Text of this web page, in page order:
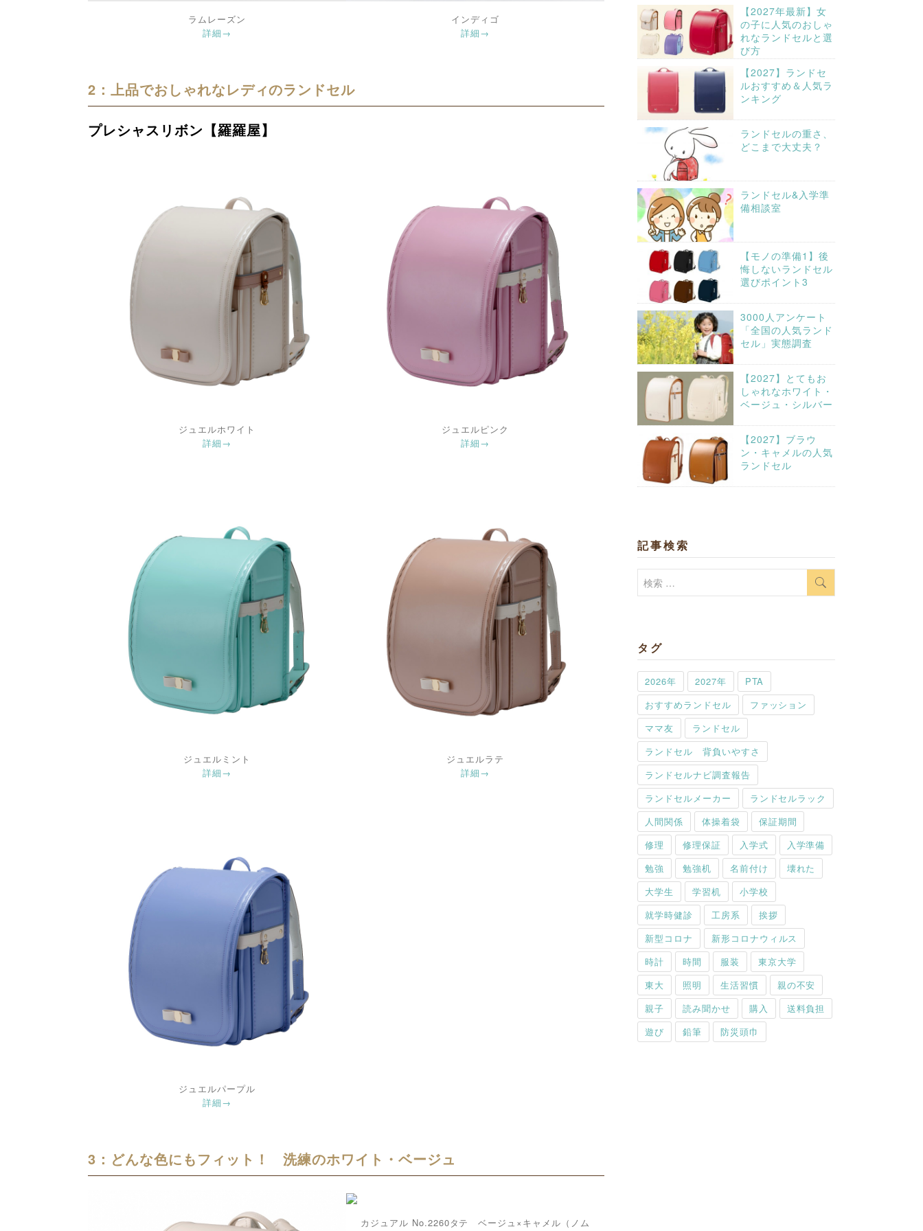
ラムレーズン
詳細→
インディゴ
詳細→
2：上品でおしゃれなレディのランドセル
プレシャスリボン【羅羅屋】
ジュエルホワイト
詳細→
ジュエルピンク
詳細→
ジュエルミント
詳細→
ジュエルラテ
詳細→
ジュエルパープル
詳細→
3：どんな色にもフィット！ 洗練のホワイト・ベージュ
カジュアル No.2260タテ ベージュ×キャメル（ノム
【2027年最新】女
の子に人気のおしゃ
れなランドセルと選
び方
【2027】ランドセ
ルおすすめ＆人気ラ
ンキング
ランドセルの重さ、
どこまで大丈夫？
ランドセル&入学準
備相談室
【モノの準備1】後
悔しないランドセル
選びポイント3
3000人アンケート
「全国の人気ランド
セル」実態調査
【2027】とてもお
しゃれなホワイト・
ベージュ・シルバー
【2027】ブラウ
ン・キャメルの人気
ランドセル
記事検索
検
タグ
2026年 2027年
PTA
おすすめランドセル
ファッション
ママ友
ランドセル
ランドセル 背負いやすさ
ランドセルナビ調査報告
ランドセルメーカー
ランドセルラック
人間関係
体操着袋
保証期間
修理
修理保証 入学式
入学準備
勉強
勉強机 名前付け
壊れた
大学生
学習机
小学校
就学時健診
工房系
挨拶
新型コロナ
新形コロナウィルス
時計
時間 服装
東京大学
東大
照明 生活習慣
親の不安
親子
読み聞かせ 購入
送料負担
遊び
鉛筆 防災頭巾